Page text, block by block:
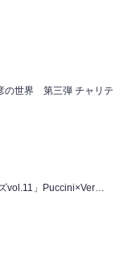
の世界 第三弾 チャリテ
vol.11」Puccini×Ver…